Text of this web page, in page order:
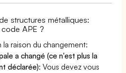
structures métalliques:
APE ?
la raison du changement:
a changé (ce n'est plus la
déclarée): Vous devez vous